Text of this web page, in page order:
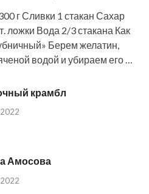
г Сливки 1 стакан Сахар
ложки Вода 2/3 стакана Как
Берем желатин,
водой и убираем его …
крамбл
Амосова